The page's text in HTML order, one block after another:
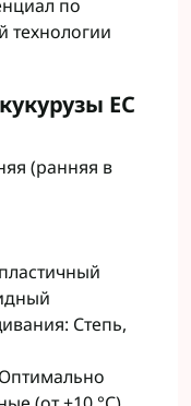
по
технологии
ЕС
(ранняя в
Степь,